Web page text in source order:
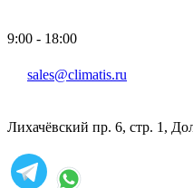
9:00 - 18:00
sales@climatis.ru
Лихачёвский пр. 6, стр. 1,